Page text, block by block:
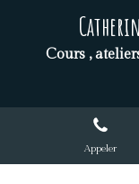
Cours ,
Appeler